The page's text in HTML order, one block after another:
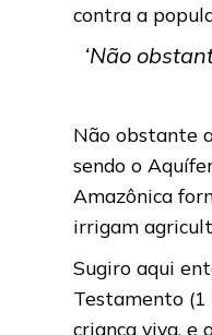
contra a
‘Não
Não obstante
sendo o
Amazônica
irrigam
Sugiro aqui
Testamento (1
criança viva, e